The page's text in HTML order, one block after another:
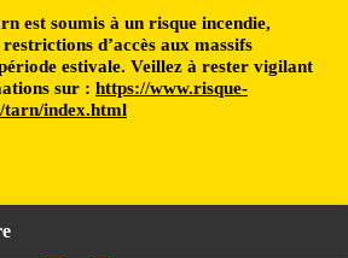
est soumis à un risque incendie,
d’accès aux massifs
estivale. Veillez à rester vigilant
sur : https://www.risque-
tarn/index.html